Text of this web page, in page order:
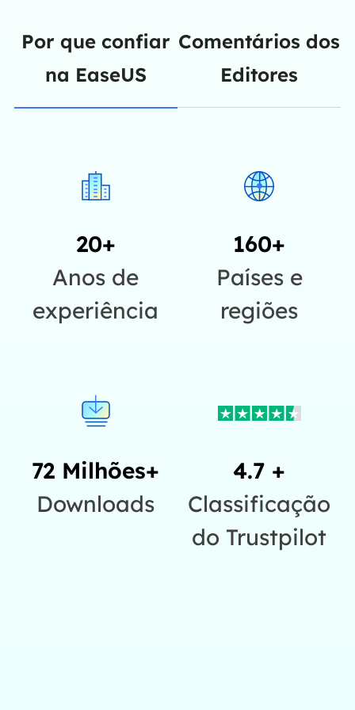
Por que confiar
na EaseUS
Comentários dos
Editores
20+
Anos de
experiência
160+
Países e
regiões
72 Milhões+
Downloads
4.7 +
Classificação
do Trustpilot